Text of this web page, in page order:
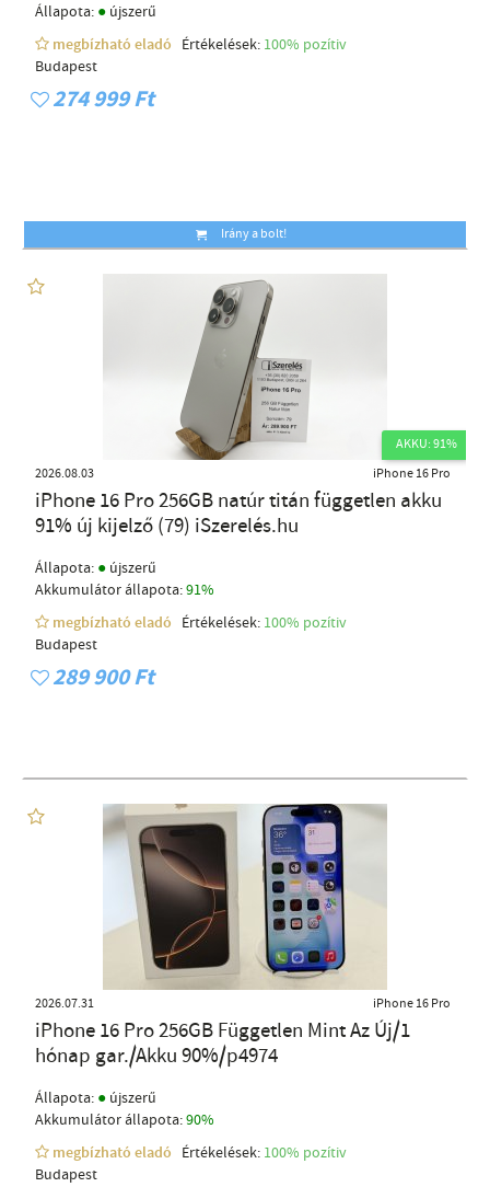
Állapota: ● újszerű
megbízható eladó
Értékelések: 100% pozítiv
Budapest
274 999 Ft
Irány a bolt!
AKKU: 91%
2026.08.03
iPhone 16 Pro
iPhone 16 Pro 256GB natúr titán független akku
91% új kijelző (79) iSzerelés.hu
Állapota: ● újszerű
Akkumulátor állapota:91%
megbízható eladó
Értékelések: 100% pozítiv
Budapest
289 900 Ft
2026.07.31 iPhone 16 Pro
iPhone 16 Pro 256GB Független Mint Az Új/1
hónap gar./Akku 90%/p4974
Állapota: ● újszerű
Akkumulátor állapota:90%
megbízható eladó
Értékelések: 100% pozítiv
Budapest